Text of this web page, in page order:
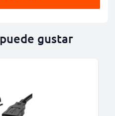
gustar